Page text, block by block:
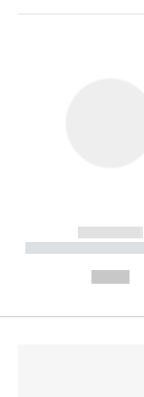
------------
-----------